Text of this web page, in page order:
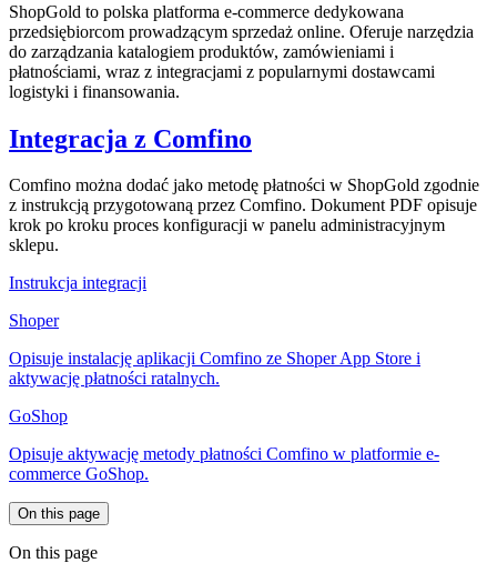
ShopGold to polska platforma e-commerce dedykowana
przedsiębiorcom prowadzącym sprzedaż online. Oferuje narzędzia
do zarządzania katalogiem produktów, zamówieniami i
płatnościami, wraz z integracjami z popularnymi dostawcami
logistyki i finansowania.
Integracja z Comfino
Comfino można dodać jako metodę płatności w ShopGold zgodnie
z instrukcją przygotowaną przez Comfino. Dokument PDF opisuje
krok po kroku proces konfiguracji w panelu administracyjnym
sklepu.
Instrukcja integracji
Shoper
Opisuje instalację aplikacji Comfino ze Shoper App Store i
aktywację płatności ratalnych.
GoShop
Opisuje aktywację metody płatności Comfino w platformie e-
commerce GoShop.
On this page
On this page